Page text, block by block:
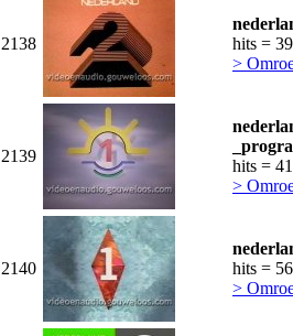
2138
hits =
>
2139
hits =
>
2140
hits =
>